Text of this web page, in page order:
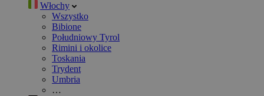
Włochy
Wszystko
Bibione
Południowy Tyrol
Rimini i okolice
Toskania
Trydent
Umbria
…